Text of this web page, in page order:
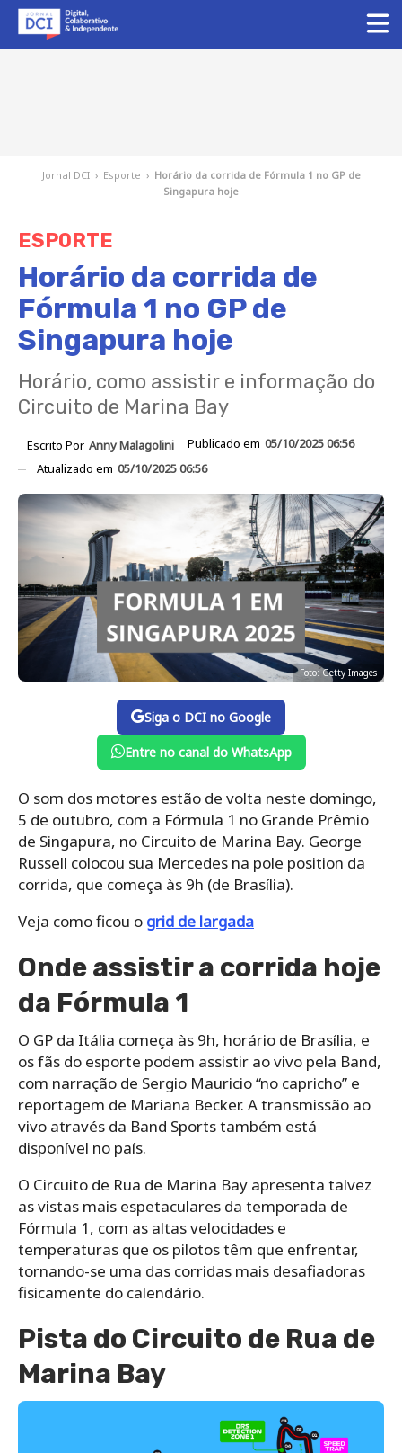
Jornal DCI › Esporte › Horário da corrida de Fórmula 1 no GP de
Singapura hoje
ESPORTE
Horário da corrida de
Fórmula 1 no GP de
Singapura hoje
Horário, como assistir e informação do
Circuito de Marina Bay
Escrito Por Anny Malagolini Publicado em 05/10/2025 06:56
Atualizado em 05/10/2025 06:56
Foto: Getty Images
Siga o DCI no Google
Entre no canal do WhatsApp
O som dos motores estão de volta neste domingo,
5 de outubro, com a Fórmula 1 no Grande Prêmio
de Singapura, no Circuito de Marina Bay. George
Russell colocou sua Mercedes na pole position da
corrida, que começa às 9h (de Brasília).
Veja como ficou o grid de largada
Onde assistir a corrida hoje
da Fórmula 1
O GP da Itália começa às 9h, horário de Brasília, e
os fãs do esporte podem assistir ao vivo pela Band,
com narração de Sergio Mauricio “no capricho” e
reportagem de Mariana Becker. A transmissão ao
vivo através da Band Sports também está
disponível no país.
O Circuito de Rua de Marina Bay apresenta talvez
as vistas mais espetaculares da temporada de
Fórmula 1, com as altas velocidades e
temperaturas que os pilotos têm que enfrentar,
tornando-se uma das corridas mais desafiadoras
fisicamente do calendário.
Pista do Circuito de Rua de
Marina Bay